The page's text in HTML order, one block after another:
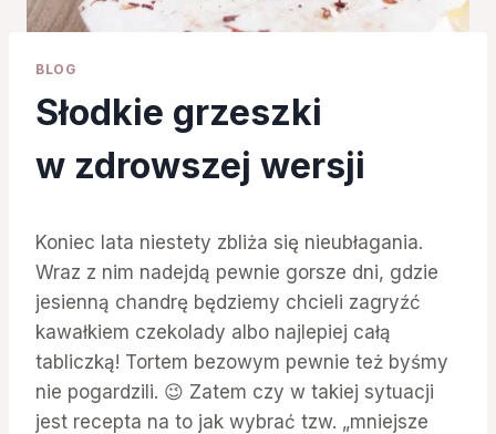
BLOG
Słodkie grzeszki
w zdrowszej wersji
Koniec lata niestety zbliża się nieubłagania.
Wraz z nim nadejdą pewnie gorsze dni, gdzie
jesienną chandrę będziemy chcieli zagryźć
kawałkiem czekolady albo najlepiej całą
tabliczką! Tortem bezowym pewnie też byśmy
nie pogardzili. 😉 Zatem czy w takiej sytuacji
jest recepta na to jak wybrać tzw. „mniejsze